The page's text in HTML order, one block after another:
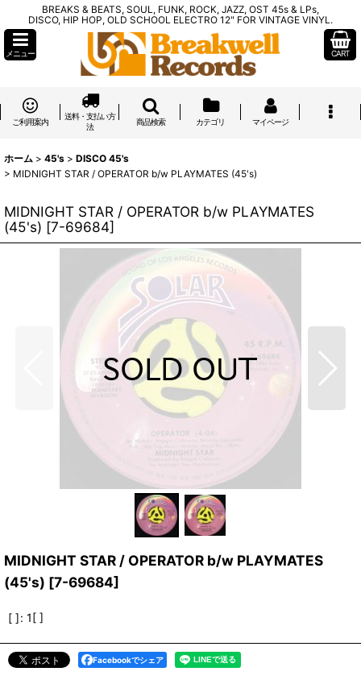
BREAKS & BEATS, SOUL, FUNK, ROCK, JAZZ, OST 45s & LPs,
DISCO, HIP HOP, OLD SCHOOL ELECTRO 12" FOR VINTAGE VINYL.
メニュー CART
ご利用案内
送料・支払い方
法
商品検索 カテゴリ マイページ
ホーム > 45's > DISCO 45's
> MIDNIGHT STAR / OPERATOR b/w PLAYMATES (45's)
MIDNIGHT STAR / OPERATOR b/w PLAYMATES
(45's) [7-69684]
MIDNIGHT STAR / OPERATOR b/w PLAYMATES
(45's) [7-69684]
[ ]: 1[ ]
Facebookでシェア